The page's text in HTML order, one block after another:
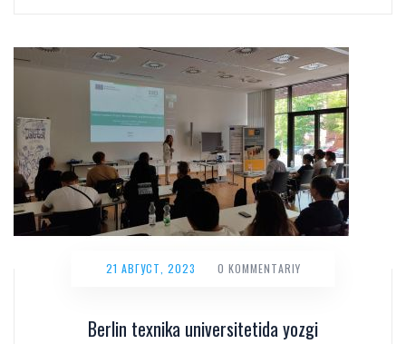
Berlin texnika universitetida yozgi
21 АВГУСТ, 2023 0 KOMMENTARIY